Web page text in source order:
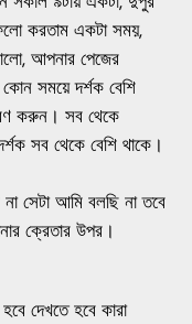
করতাম একটা সময়,
আপনার পেজের
সময়ে দর্শক বেশি
করুন। সব থেকে
সব থেকে বেশি থাকে।
না সেটা আমি বলছি না তবে
ক্রেতার উপর।
দেখতে হবে কারা